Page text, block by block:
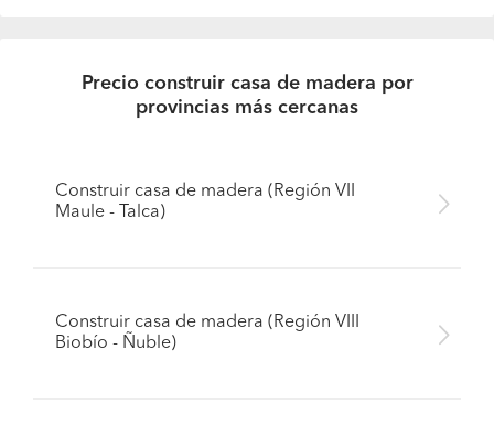
Precio construir casa de madera por
provincias más cercanas
Construir casa de madera (Región VII
Maule - Talca)
Construir casa de madera (Región VIII
Biobío - Ñuble)